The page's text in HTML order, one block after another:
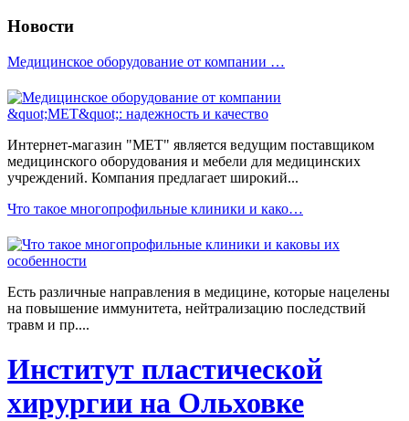
Новости
Медицинское оборудование от компании …
Интернет-магазин "МЕТ" является ведущим поставщиком
медицинского оборудования и мебели для медицинских
учреждений. Компания предлагает широкий...
Что такое многопрофильные клиники и како…
Есть различные направления в медицине, которые нацелены
на повышение иммунитета, нейтрализацию последствий
травм и пр....
Институт пластической
хирургии на Ольховке